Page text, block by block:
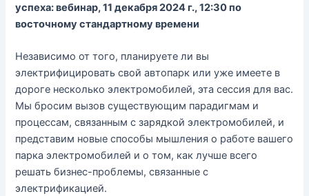
успеха: вебинар, 11 декабря 2024 г., 12:30 по
восточному стандартному времени
Независимо от того, планируете ли вы
электрифицировать свой автопарк или уже имеете в
дороге несколько электромобилей, эта сессия для вас.
Мы бросим вызов существующим парадигмам и
процессам, связанным с зарядкой электромобилей, и
представим новые способы мышления о работе вашего
парка электромобилей и о том, как лучше всего
решать бизнес-проблемы, связанные с
электрификацией.